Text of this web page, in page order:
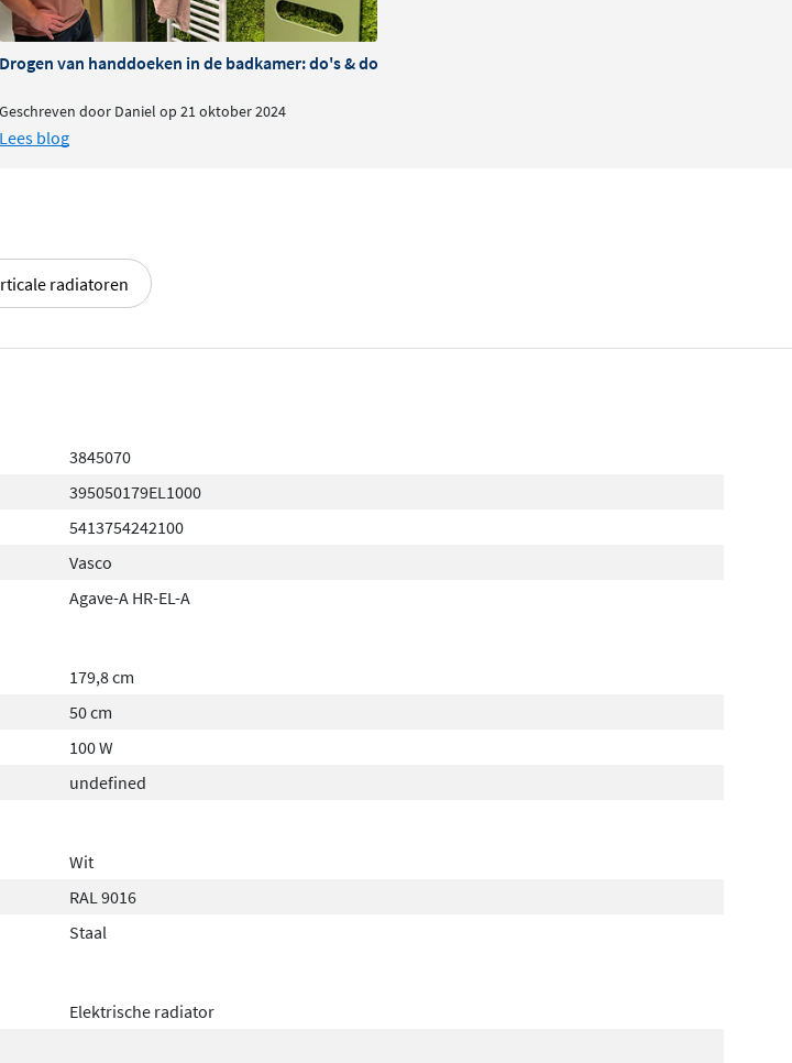
Drogen van handdoeken in de badkamer: do's & dont's
Geschreven door Daniel op 21 oktober 2024
Lees blog
radiatoren
3845070
395050179EL1000
5413754242100
Vasco
Agave-A HR-EL-A
179,8 cm
50 cm
100 W
undefined
Wit
RAL 9016
Staal
Elektrische radiator